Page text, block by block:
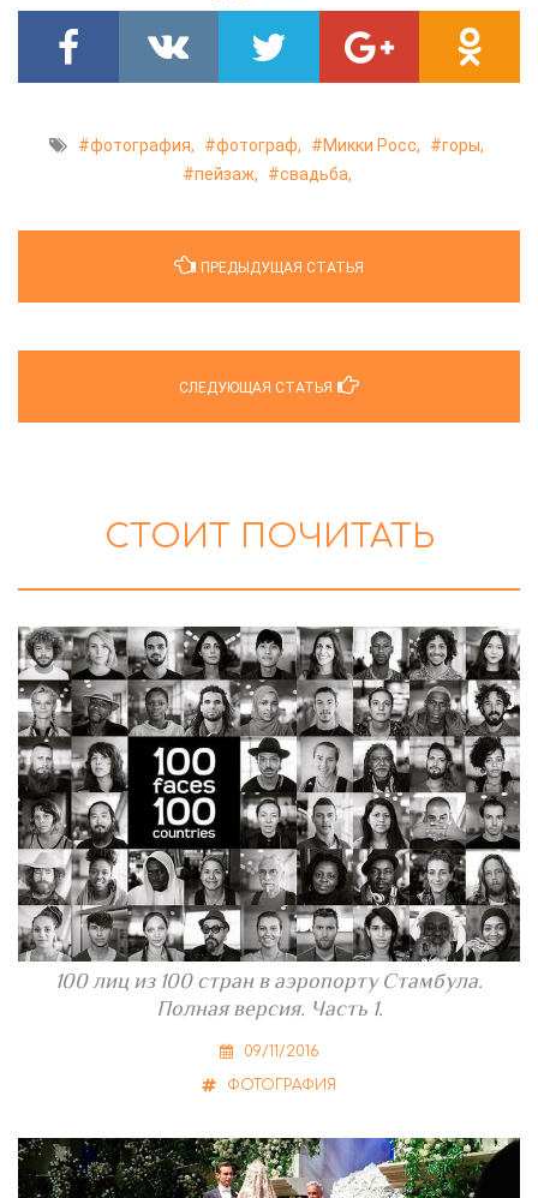
фотография, фотограф, Микки Росс,
горы,
пейзаж,
свадьба,
ПРЕДЫДУЩАЯ СТАТЬЯ
СЛЕДУЮЩАЯ СТАТЬЯ
СТОИТ ПОЧИТАТЬ
100 лиц из 100 стран в аэропорту Стамбула.
Полная версия. Часть 1.
09/11/2016
ФОТОГРАФИЯ